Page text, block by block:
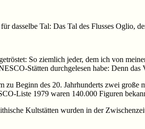
dasselbe Tal: Das Tal des Flusses Oglio,
So ziemlich jeder, dem ich von
Stätten durchgelesen habe: Denn
Beginn des 20. Jahrhunderts zwei
Liste 1979 waren 140.000 Figuren
Kultstätten wurden in der